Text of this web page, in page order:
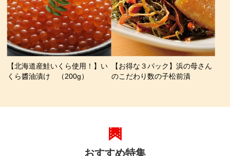
【北海道産鮭いくら使用！】い
くら醬油漬け （200g）
【お得な３パック】浜の母さん
のこだわり数の子松前漬
おすすめ特集